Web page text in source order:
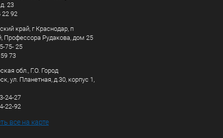
23
22 92
край, г Краснодар, п
Профессора Рудакова, дом 25
75- 25
73
обл., Г.О. Город
ул. Планетная, д.30, корпус 1,
24-27
22-92
все на карте